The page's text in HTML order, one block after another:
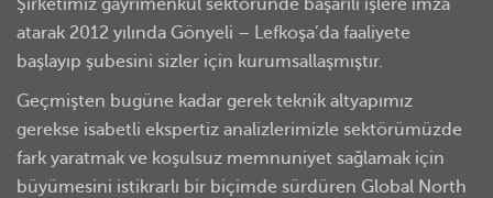
Şirketimiz gayrimenkul sektöründe başarılı işlere imza
atarak 2012 yılında Gönyeli – Lefkoşa’da faaliyete
başlayıp şubesini sizler için kurumsallaşmıştır.
Geçmişten bugüne kadar gerek teknik altyapımız
gerekse isabetli ekspertiz analizlerimizle sektörümüzde
fark yaratmak ve koşulsuz memnuniyet sağlamak için
büyümesini istikrarlı bir biçimde sürdüren Global North